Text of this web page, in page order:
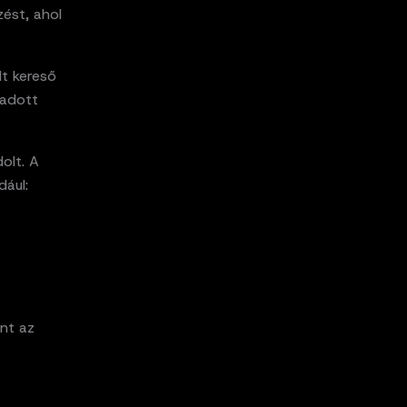
ahol
kereső
A
az